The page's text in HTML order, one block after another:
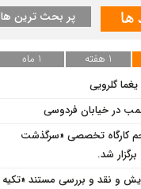
ها پر بحث ترین ها
1 هفته
1 ماه
گلرویی
در خیابان فردوسی
کارگاه تخصصی «سرگذشت
برگزار شد.
و نقد و بررسی مستند «تکیه